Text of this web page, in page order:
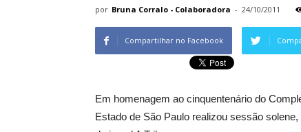
por Bruna Corralo - Colaboradora - 24/10/2011
Compartilhar no Facebook
Em homenagem ao cinquentenário do
Estado de São Paulo realizou sessão